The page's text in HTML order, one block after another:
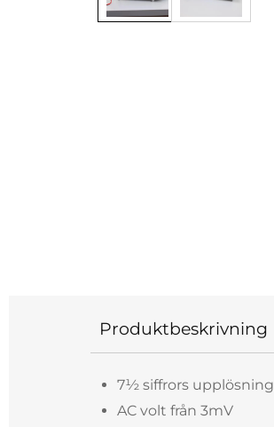
Produktbeskrivning
7½ siffrors upplösning
AC volt från 3mV